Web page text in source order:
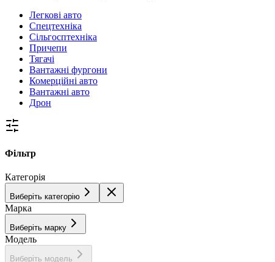
Легкові авто
Спецтехніка
Сільгосптехніка
Причепи
Тягачі
Вантажні фургони
Комерційні авто
Вантажні авто
Дрон
Фільтр
Категорія
Виберіть категорію
Марка
Виберіть марку
Модель
Виберіть модель